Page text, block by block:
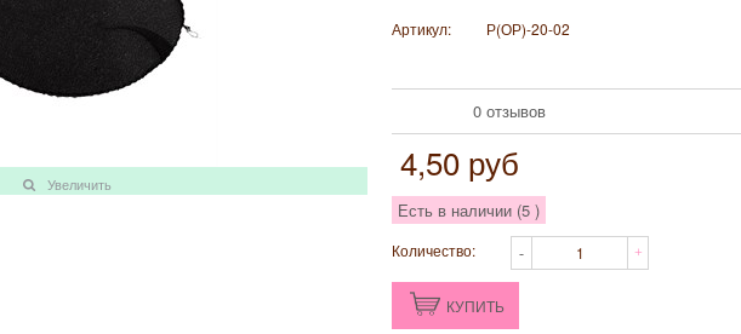
Увеличить
Артикул: Р(ОР)-20-02
0 отзывов
4,50 руб
Есть в наличии (5 )
Количество:
КУПИТЬ